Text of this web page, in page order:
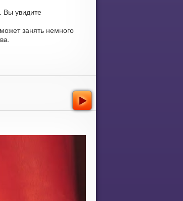
Вы увидите
занять немного